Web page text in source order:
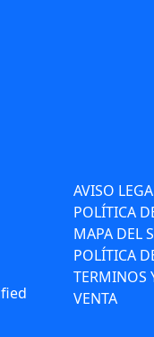
AVISO
POLÍTICA
MAPA DEL
POLÍTICA
TERMINOS
VENTA